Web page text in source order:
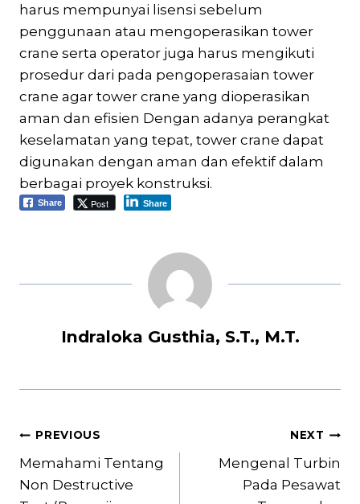
harus mempunyai lisensi sebelum
penggunaan atau mengoperasikan tower
crane serta operator juga harus mengikuti
prosedur dari pada pengoperasaian tower
crane agar tower crane yang dioperasikan
aman dan efisien Dengan adanya perangkat
keselamatan yang tepat, tower crane dapat
digunakan dengan aman dan efektif dalam
berbagai proyek konstruksi.
Share Post Share
Indraloka Gusthia, S.T., M.T.
Post
navigation
PREVIOUS
Memahami Tentang
Non Destructive
NEXT
Mengenal Turbin
Pada Pesawat